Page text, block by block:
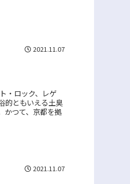
2021.11.07
・ロック、レゲ
的ともいえる土臭
かつて、京都を拠
2021.11.07